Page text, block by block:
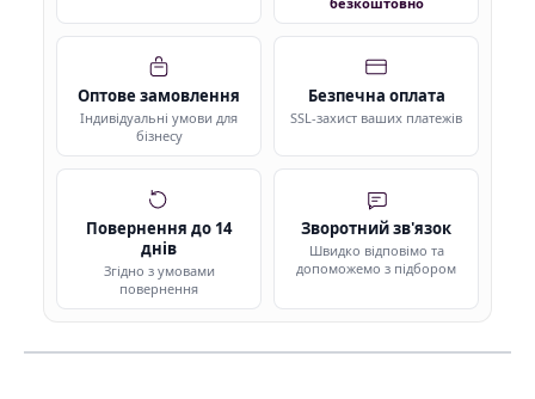
Оптове замовлення
Індивідуальні умови для
бізнесу
Безпечна оплата
SSL-захист ваших платежів
Повернення до 14
днів
Згідно з умовами
повернення
Зворотний зв'язок
Швидко відповімо та
допоможемо з підбором